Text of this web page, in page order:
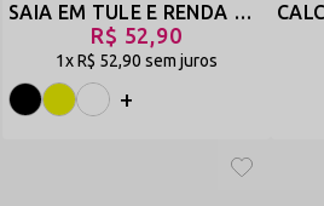
SAIA EM TULE E RENDA COM TRANSPARÊNCIA - JUSTA
R$ 52,90
1xR$ 52,90 sem juros
+